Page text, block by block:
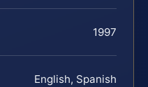
1997
English, Spanish